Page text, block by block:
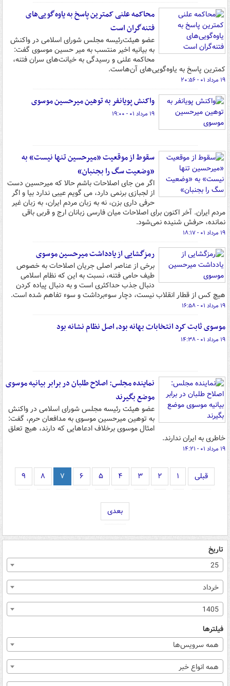
محاکمه علنی کمترین پاسخ به یاوه‌گویی‌های
فتنه‌گران است
عضو هیئت‌رئیسه مجلس شورای اسلامی در واکنش
به بیانیه اخیر منتسب به میر حسین موسوی گفت:
محاکمه علنی و رسیدگی به خیانت‌های سران فتنه،
کمترین پاسخ به یاوه‌گویی‌های آن‌‎هاست.
۱۹ مرداد ۰۱ - ۲۰:۵۶
واکنش پویانفر به توهین میرحسین موسوی
۱۹ مرداد ۰۱ - ۱۹:۰۰
سقوط از موقعیت «میرحسین تنها نیست» به
«وضعیت سگ را بجنبان»
اگر من جای اصلاحات باشم حالا که میرحسین دست
از لجبازی برنمی دارد، می گویم عیبی ندارد بیا و اگر
حرفی داری بزن، نه به زبان مردم ایران، به زبان غیر
مردم ایران. آخر اکنون برای اصلاحات میان فارسی زبانان ارج و قربی باقی
نمانده، حرفش شنیده نمی‌شود.
۱۹ مرداد ۰۱ - ۱۸:۱۷
رمزگشایی از یادداشت میرحسین موسوی
برخی از عناصر اصلی جریان اصلاحات به خصوص
طیف حامی فتنه، نسبت به این که نظام اسلامی
دنبال جذب حداکثری است و به دنبال پیاده کردن
هیچ کس از قطار انقلاب نیست، دچار سوءبرداشت و سوء تفاهم شده است.
۱۹ مرداد ۰۱ - ۱۶:۵۸
موسوی ثابت کرد انتخابات بهانه بود، اصل نظام نشانه بود
۱۹ مرداد ۰۱ - ۱۴:۳۸
نماینده مجلس: اصلاح طلبان در برابر بیانیه موسوی
موضع بگیرند
عضو هیئت رئیسه مجلس شورای اسلامی در واکنش
به توهین میرحسین موسوی به مدافعان حرم، گفت:
امثال موسوی برخلاف ادعاهایی که دارند، هیچ تعلق
خاطری به ایران ندارند.
۱۹ مرداد ۰۱ - ۱۴:۲۱
قبلی ۱ ۲ ۳ ۴ ۵ ۶ ۷ ۸ ۹
بعدی
تاریخ
25
خرداد
1405
فیلترها
همه سرویس‌ها
همه انواع خبر